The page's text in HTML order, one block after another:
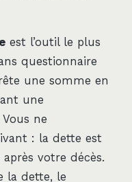
est l’outil le plus
questionnaire
une somme en
une
ne
: la dette est
votre décès.
la dette, le